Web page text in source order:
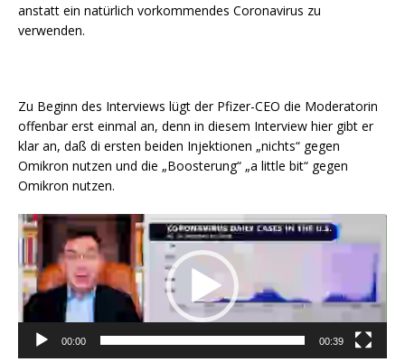
anstatt ein natürlich vorkommendes Coronavirus zu
verwenden.
Zu Beginn des Interviews lügt der Pfizer-CEO die Moderatorin
offenbar erst einmal an, denn in diesem Interview hier gibt er
klar an, daß di ersten beiden Injektionen „nichts“ gegen
Omikron nutzen und die „Boosterung“ „a little bit“ gegen
Omikron nutzen.
Video-
Player
00:00 00:39